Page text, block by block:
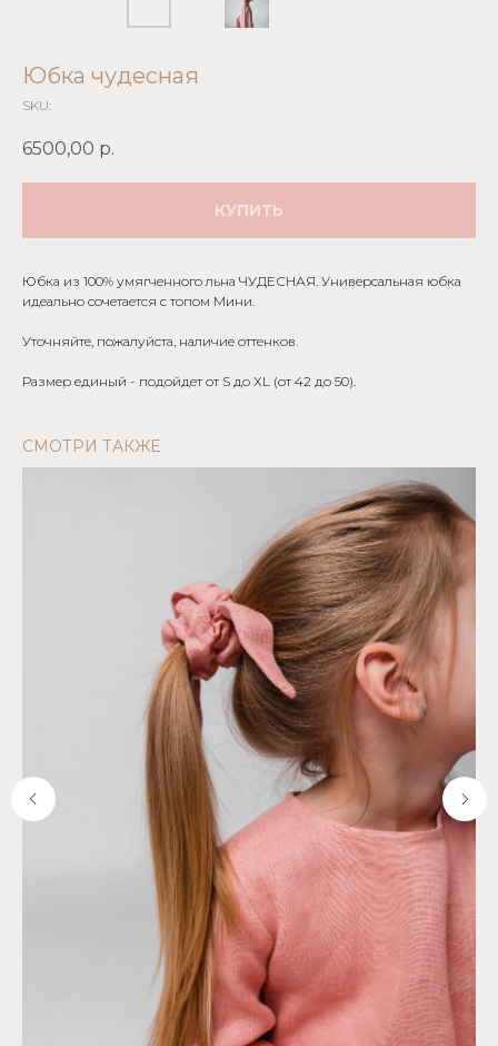
Юбка чудесная
SKU:
6500,00 р.
КУПИТЬ
Юбка из 100% умягченного льна ЧУДЕСНАЯ. Универсальная юбка
идеально сочетается с топом Мини.
Уточняйте, пожалуйста, наличие оттенков.
Размер единый - подойдет от S до ХL (от 42 до 50).
CМОТРИ ТАКЖЕ